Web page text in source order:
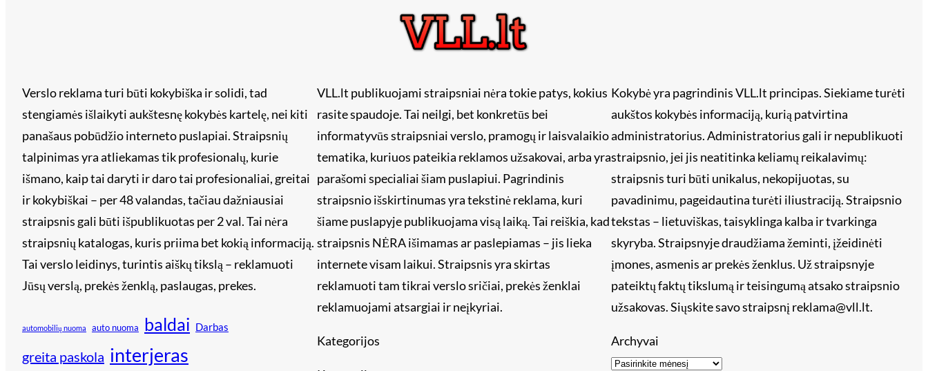
Verslo reklama turi būti kokybiška ir solidi, tad
stengiamės išlaikyti aukštesnę kokybės kartelę, nei kiti
panašaus pobūdžio interneto puslapiai. Straipsnių
talpinimas yra atliekamas tik profesionalų, kurie
išmano, kaip tai daryti ir daro tai profesionaliai, greitai
ir kokybiškai – per 48 valandas, tačiau dažniausiai
straipsnis gali būti išpublikuotas per 2 val. Tai nėra
straipsnių katalogas, kuris priima bet kokią informaciją.
Tai verslo leidinys, turintis aiškų tikslą – reklamuoti
Jūsų verslą, prekės ženklą, paslaugas, prekes.
automobilių nuoma auto nuoma baldai Darbas
greita paskola interjeras
VLL.lt publikuojami straipsniai nėra tokie patys, kokius
rasite spaudoje. Tai neilgi, bet konkretūs bei
informatyvūs straipsniai verslo, pramogų ir laisvalaikio
tematika, kuriuos pateikia reklamos užsakovai, arba yra
parašomi specialiai šiam puslapiui. Pagrindinis
straipsnio išskirtinumas yra tekstinė reklama, kuri
šiame puslapyje publikuojama visą laiką. Tai reiškia, kad
straipsnis NĖRA išimamas ar paslepiamas – jis lieka
internete visam laikui. Straipsnis yra skirtas
reklamuoti tam tikrai verslo sričiai, prekės ženklai
reklamuojami atsargiai ir neįkyriai.
Kategorijos
Kokybė yra pagrindinis VLL.lt principas. Siekiame turėti
aukštos kokybės informaciją, kurią patvirtina
administratorius. Administratorius gali ir nepublikuoti
straipsnio, jei jis neatitinka keliamų reikalavimų:
straipsnis turi būti unikalus, nekopijuotas, su
pavadinimu, pageidautina turėti iliustraciją. Straipsnio
tekstas – lietuviškas, taisyklinga kalba ir tvarkinga
skyryba. Straipsnyje draudžiama žeminti, įžeidinėti
įmones, asmenis ar prekės ženklus. Už straipsnyje
pateiktų faktų tikslumą ir teisingumą atsako straipsnio
užsakovas. Siųskite savo straipsnį reklama@vll.lt.
Archyvai